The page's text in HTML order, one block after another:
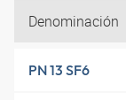
Denominación
PN 13 SF6